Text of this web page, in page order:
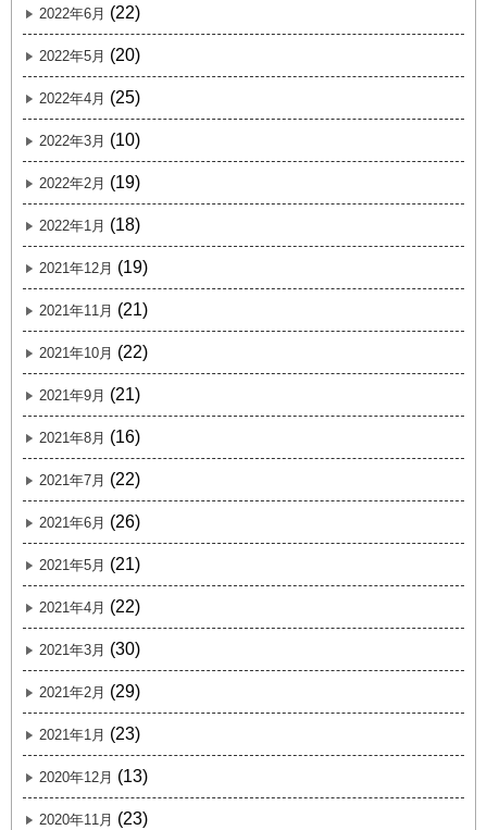
2022年6月 (22)
2022年5月 (20)
2022年4月 (25)
2022年3月 (10)
2022年2月 (19)
2022年1月 (18)
2021年12月 (19)
2021年11月 (21)
2021年10月 (22)
2021年9月 (21)
2021年8月 (16)
2021年7月 (22)
2021年6月 (26)
2021年5月 (21)
2021年4月 (22)
2021年3月 (30)
2021年2月 (29)
2021年1月 (23)
2020年12月 (13)
2020年11月 (23)